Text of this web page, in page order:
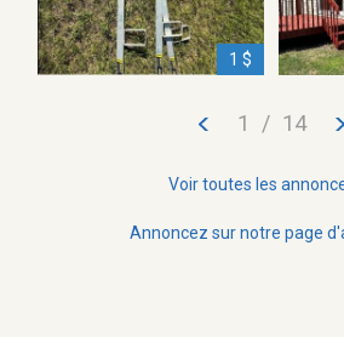
1 $
Voir toutes les
1 / 14
Annoncez sur notre page